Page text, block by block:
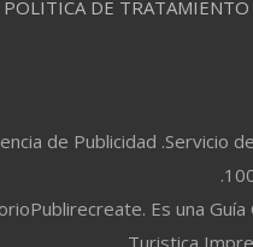
POLITICA DE TRATAMIENTO
de Publicidad .Servicio
Es una Guía
Turistica